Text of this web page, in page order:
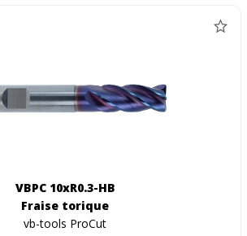
VBPC 10xR0.3-HB
Fraise torique
vb-tools ProCut